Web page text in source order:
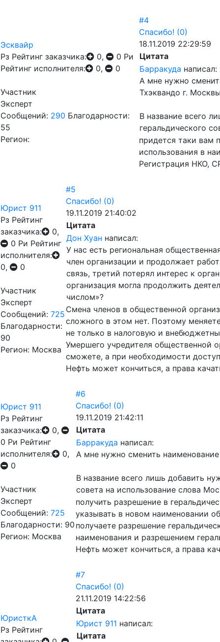
Эсквайр
Рз Рейтинг заказчика: 0, 0 Ри
Рейтинг исполнителя:
0, 0
Участник
Эксперт
Сообщений: 290 Благодарности:
55
Регион:
#4
Спасибо! (0)
18.11.2019 22:29:59
Цитата
Барракуда написал:
А мне нужно
Тхэквандо г.
В название всего
геральдического
придется таки вам
использования в
Регистрация НКО,
Юрист 911
Рз Рейтинг
заказчика:
0,
0 Ри Рейтинг
исполнителя:
0,
0
Участник
Эксперт
Сообщений: 725
Благодарности:
90
Регион: Москва
#5
Спасибо! (0)
19.11.2019 21:40:02
Цитата
Дон Хуан написал:
У нас есть региональная
член организации и продолжает
связь, третий потерял интерес к
организация могла продолжить
числом»?
Смена членов в общественной
сложного в этом нет. Поэтому
не только в налоговую и
Умершего учредителя общественной
сможете, а при необходимости
Нефть может кончиться, а права
Юрист 911
Рз Рейтинг
заказчика:
0,
0 Ри Рейтинг
исполнителя:
0,
0
Участник
Эксперт
Сообщений: 725
Благодарности: 90
Регион: Москва
#6
Спасибо! (0)
19.11.2019 21:42:11
Цитата
Барракуда написал:
А мне нужно сменить
В название всего лишь добавить
совета на использование слова
получить разрешение в
указывать в новом наименовании
получаете разрешение
наименования и разрешением
Нефть может кончиться, а права
ЮристкА
Рз Рейтинг
#7
Спасибо! (0)
21.11.2019 14:22:56
Цитата
Юрист 911 написал:
Цитата